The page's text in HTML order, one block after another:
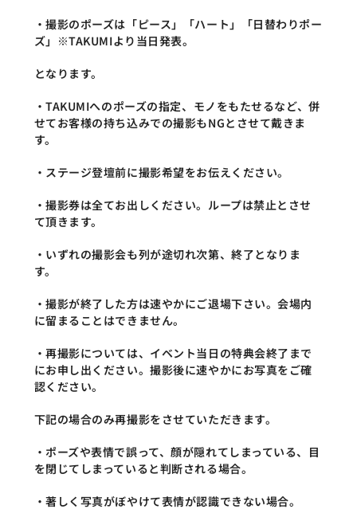
・撮影のポーズは「ピース」「ハート」「日替わりポー
ズ」※TAKUMIより当日発表。
となります。
・TAKUMIへのポーズの指定、モノをもたせるなど、併
せてお客様の持ち込みでの撮影もNGとさせて戴きま
す。
・ステージ登壇前に撮影希望をお伝えください。
・撮影券は全てお出しください。ループは禁止とさせ
て頂きます。
・いずれの撮影会も列が途切れ次第、終了となりま
す。
・撮影が終了した方は速やかにご退場下さい。会場内
に留まることはできません。
・再撮影については、イベント当日の特典会終了まで
にお申し出ください。撮影後に速やかにお写真をご確
認ください。
下記の場合のみ再撮影をさせていただきます。
・ポーズや表情で誤って、顔が隠れてしまっている、目
を閉じてしまっていると判断される場合。
・著しく写真がぼやけて表情が認識できない場合。